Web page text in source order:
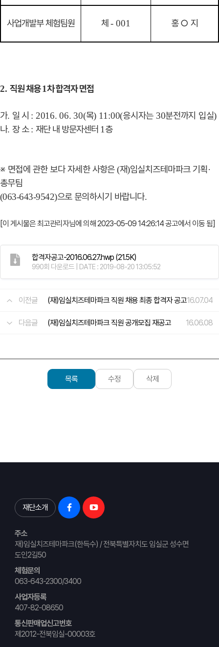
사업개발부 체험팀원 체 - 001 홍○ 지
2. 직원 채용1차 합격자 면접
가. 일 시 : 2016. 06. 30(목) 11:00(응시자는 30분전까지 입실)
나. 장 소: 재단 내 방문자센터 1 층
※ 면접에 관한 보다 자세한 사항은(재)임실치즈테마파크 기획·
총무팀
(063-643-9542)으로 문의하시기 바랍니다.
[이 게시물은 최고관리자님에 의해 2023-05-09 14:26:14 공고에서 이동 됨]
합격자공고-2016.06.27.hwp (21.5K)
990회 다운로드 | DATE : 2019-08-20 13:05:52
이전글 (재)임실치즈테마파크 직원 채용 최종 합격자 공고16.07.04
다음글 (재)임실치즈테마파크 직원 공개모집 재공고 16.06.08
목록 수정 삭제
재단소개
주소
재)임실치즈테마파크(한득수) / 전북특별자치도 임실군 성수면
도인2길50
체험문의
063-643-2300/3400
사업자등록
407-82-08650
통신판매업신고번호
제2012-전북임실-00003호